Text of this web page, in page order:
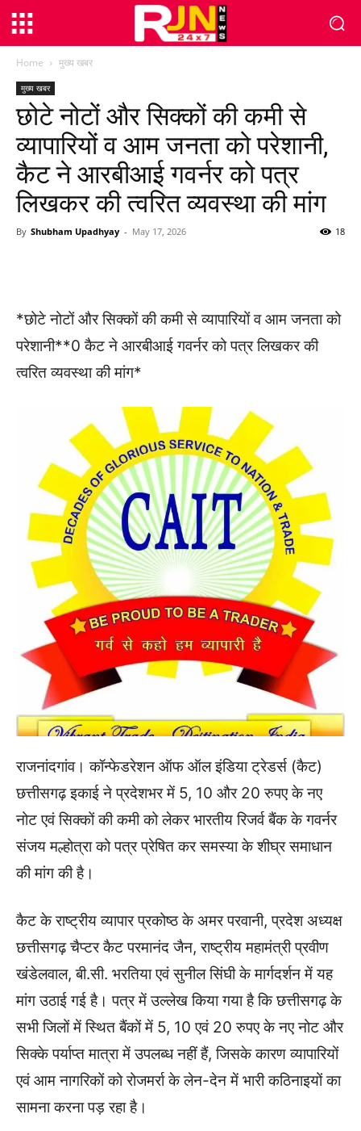
Home मुख्य खबर
मुख्य खबर
छोटे नोटों और सिक्कों की कमी से
व्यापारियों व आम जनता को परेशानी,
कैट ने आरबीआई गवर्नर को पत्र
लिखकर की त्वरित व्यवस्था की मांग
By Shubham Upadhyay - May 17, 2026 18
*छोटे नोटों और सिक्कों की कमी से व्यापारियों व आम जनता को
परेशानी**0 कैट ने आरबीआई गवर्नर को पत्र लिखकर की
त्वरित व्यवस्था की मांग*
राजनांदगांव। कॉन्फेडरेशन ऑफ ऑल इंडिया ट्रेडर्स (कैट)
छत्तीसगढ़ इकाई ने प्रदेशभर में 5, 10 और 20 रुपए के नए
नोट एवं सिक्कों की कमी को लेकर भारतीय रिजर्व बैंक के गवर्नर
संजय मल्होत्रा को पत्र प्रेषित कर समस्या के शीघ्र समाधान
की मांग की है।
कैट के राष्ट्रीय व्यापार प्रकोष्ठ के अमर परवानी, प्रदेश अध्यक्ष
छत्तीसगढ़ चैप्टर कैट परमानंद जैन, राष्ट्रीय महामंत्री प्रवीण
खंडेलवाल, बी.सी. भरतिया एवं सुनील सिंघी के मार्गदर्शन में यह
मांग उठाई गई है। पत्र में उल्लेख किया गया है कि छत्तीसगढ़ के
सभी जिलों में स्थित बैंकों में 5, 10 एवं 20 रुपए के नए नोट और
सिक्के पर्याप्त मात्रा में उपलब्ध नहीं हैं, जिसके कारण व्यापारियों
एवं आम नागरिकों को रोजमर्रा के लेन-देन में भारी कठिनाइयों का
सामना करना पड़ रहा है।